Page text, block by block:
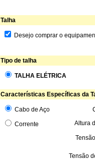
Talha
Desejo comprar o
Tipo de talha
TALHA ELÉTRICA
Características Específicas da
Cabo de Aço
Corrente Altura
Tensão